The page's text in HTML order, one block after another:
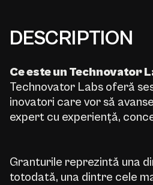
DESCRIPTION
Ce este un Technovator
Technovator Labs oferă
inovatori care vor să
expert cu experiență,
Granturile reprezintă una
totodată, una dintre cele